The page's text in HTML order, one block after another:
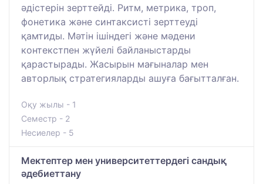
әдістерін зерттейді. Ритм, метрика, троп,
фонетика және синтаксисті зерттеуді
қамтиды. Мәтін ішіндегі және мәдени
контекстпен жүйелі байланыстарды
қарастырады. Жасырын мағыналар мен
авторлық стратегияларды ашуға бағытталған.
Оқу жылы - 1
Семестр - 2
Несиелер - 5
Мектептер мен университеттердегі сандық
әдебиеттану